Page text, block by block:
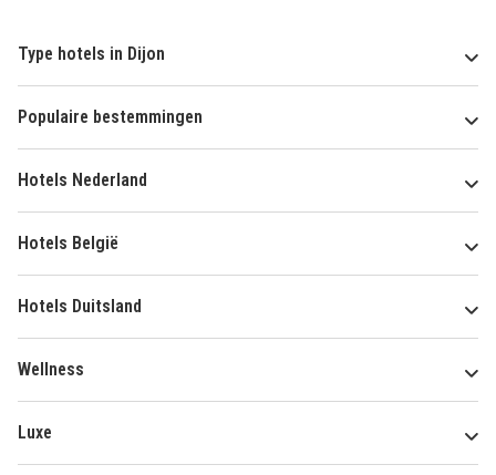
Type hotels in Dijon
Populaire bestemmingen
Hotels Nederland
Hotels België
Hotels Duitsland
Wellness
Luxe